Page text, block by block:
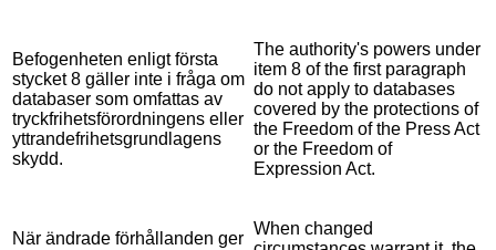
Befogenheten enligt första
stycket 8 gäller inte i fråga om
databaser som omfattas av
tryckfrihetsförordningens eller
yttrandefrihetsgrundlagens
skydd.
The authority's powers under
item 8 of the first paragraph
do not apply to databases
covered by the protections of
the Freedom of the Press Act
or the Freedom of
Expression Act.
När ändrade förhållanden ger
When changed